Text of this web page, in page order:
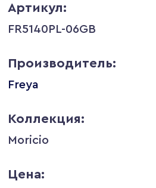
Артикул:
FR5140PL-06GB
Производитель:
Freya
Коллекция:
Moricio
Цена: